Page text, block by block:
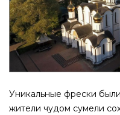
Уникальные фрески
жители чудом сумели